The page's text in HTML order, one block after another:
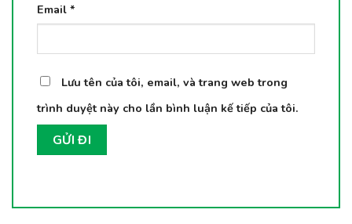
Email *
Lưu tên của tôi, email, và trang web trong
trình duyệt này cho lần bình luận kế tiếp của tôi.